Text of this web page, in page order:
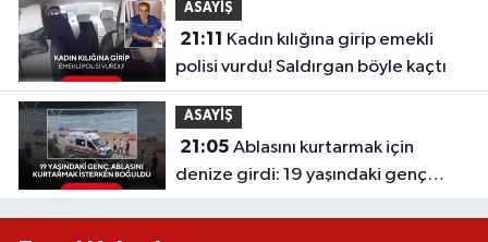
ASAYİŞ
21:11
polisi vurdu! Saldırgan böyle kaçtı
ASAYİŞ
21:05
denize girdi: 19 yaşındaki genç
hayatını kaybetti